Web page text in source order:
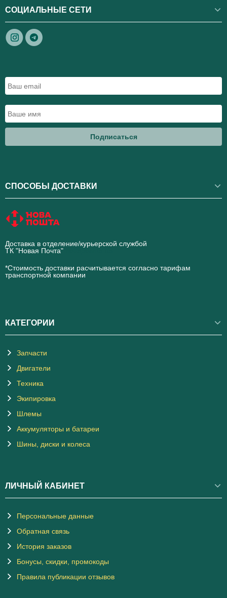
СОЦИАЛЬНЫЕ СЕТИ
Подписаться
СПОСОБЫ ДОСТАВКИ
Доставка в отделение/курьерской службой
ТК "Новая Почта"
*Стоимость доставки расчитывается согласно тарифам
транспортной компании
КАТЕГОРИИ
Запчасти
Двигатели
Техника
Экипировка
Шлемы
Аккумуляторы и батареи
Шины, диски и колеса
ЛИЧНЫЙ КАБИНЕТ
Персональные данные
Обратная связь
История заказов
Бонусы, скидки, промокоды
Правила публикации отзывов